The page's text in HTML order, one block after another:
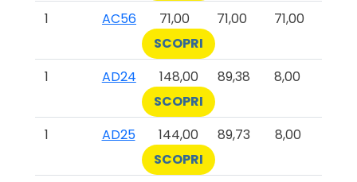
1
AC56 71,00 71,00
71,00
SCOPRI
1
AD24 148,00 89,38
8,00
SCOPRI
1
AD25 144,00 89,73
8,00
SCOPRI